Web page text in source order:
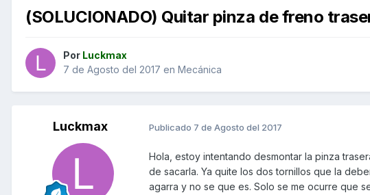
(SOLUCIONADO) Quitar pinza de freno
Por Luckmax
7 de Agosto del 2017 en Mecánica
Luckmax Publicado 7 de Agosto del 2017
Hola, estoy intentando desmontar la pinza
de sacarla. Ya quite los dos tornillos que la
agarra y no se que es. Solo se me ocurre que